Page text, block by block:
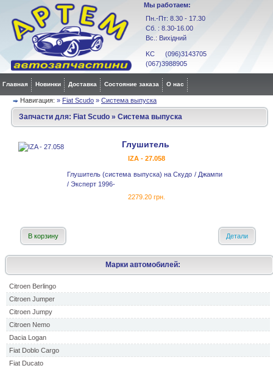
Мы работаем:
Пн.-Пт: 8.30 - 17.30
Сб. : 8.30-16.00
Вс.: Вихідний
KC (096)3143705
(067)3988905
Главная Новинки Доставка Состояние заказа О нас
Навигация: » Fiat Scudo » Система выпуска
Марки автомобилей:
Citroen Berlingo
Citroen Jumper
Citroen Jumpy
Citroen Nemo
Dacia Logan
Fiat Doblo Cargo
Fiat Ducato
Запчасти для: Fiat Scudo » Система выпуска
Глушитель
IZA - 27.058
Глушитель (система выпуска) на Скудо / Джампи
/ Эксперт 1996-
2279.20 грн.
В корзину Детали